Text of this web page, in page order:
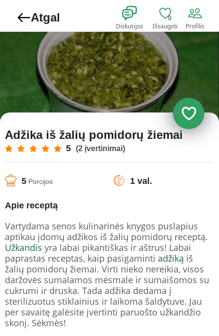
Atgal
Diskusijos
0
Išsaugoti Profilis
Adžika iš žalių pomidorų žiemai
5 (2 įvertinimai)
5 Porcijos 1 val.
Apie receptą
Vartydama senos kulinarinės knygos puslapius
aptikau įdomų adžikos iš žalių pomidorų receptą.
Užkandis yra labai pikantiškas ir aštrus! Labai
paprastas receptas, kaip pasigaminti adžiką iš
žalių pomidorų žiemai. Virti nieko nereikia, visos
daržovės sumalamos mėsmale ir sumaišomos su
cukrumi ir druska. Tada adžika dedama į
sterilizuotus stiklainius ir laikoma šaldytuve. Jau
per savaitę galėsite įvertinti paruošto užkandžio
skonį. Sėkmės!